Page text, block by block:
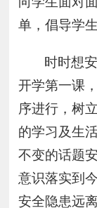
单，倡导学
时时想
开学第一课
序进行，树
的学习及生
不变的话题
意识落实到
安全隐患远